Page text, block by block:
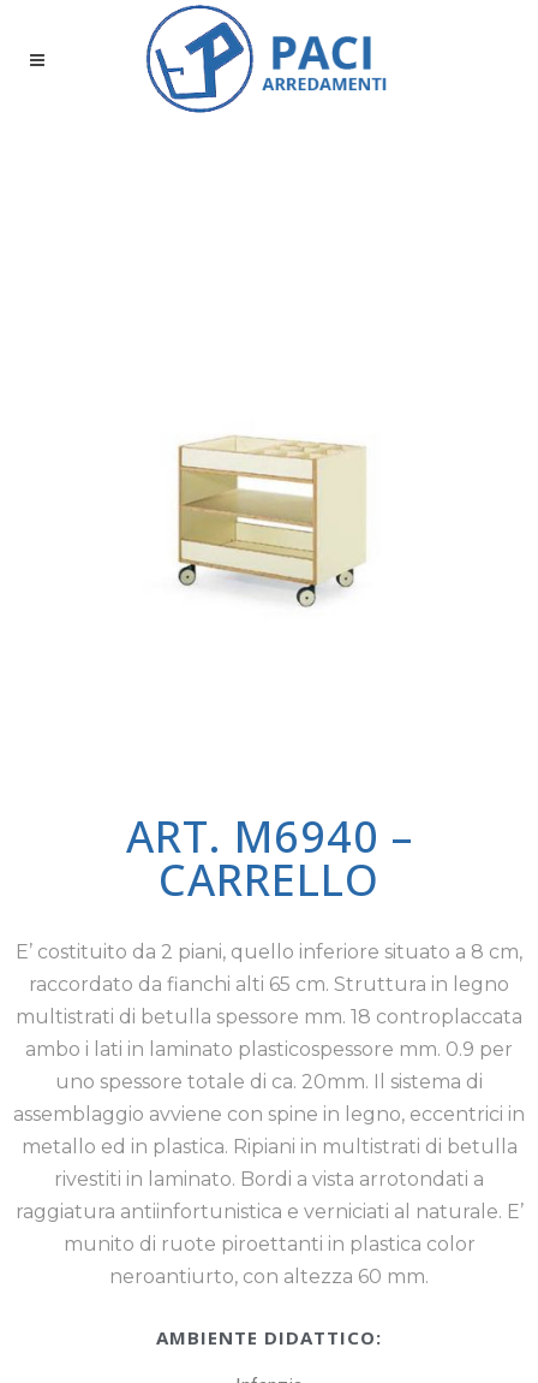
ART. M6940 –
CARRELLO
E’ costituito da 2 piani, quello inferiore situato a 8 cm,
raccordato da fianchi alti 65 cm. Struttura in legno
multistrati di betulla spessore mm. 18 controplaccata
ambo i lati in laminato plasticospessore mm. 0.9 per
uno spessore totale di ca. 20mm. Il sistema di
assemblaggio avviene con spine in legno, eccentrici in
metallo ed in plastica. Ripiani in multistrati di betulla
rivestiti in laminato. Bordi a vista arrotondati a
raggiatura antiinfortunistica e verniciati al naturale. E’
munito di ruote piroettanti in plastica color
neroantiurto, con altezza 60 mm.
AMBIENTE DIDATTICO: